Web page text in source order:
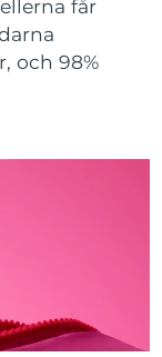
får
och 98%
leverans
leverans
leverans
leverans